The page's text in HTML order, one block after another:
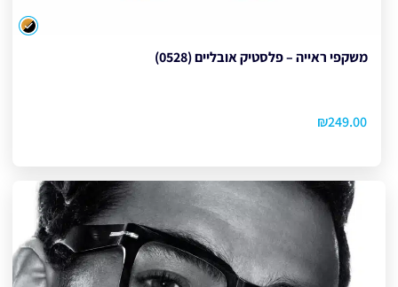
משקפי ראייה – פלסטיק אובליים (0528)
₪249.00
צבע